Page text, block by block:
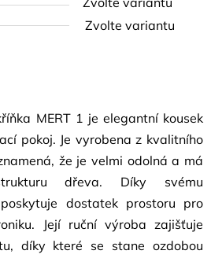
MERT 1 je elegantní kousek
pokoj. Je vyrobena z kvalitního
že je velmi odolná a má
dřeva. Díky svému
dostatek prostoru pro
Její ruční výroba zajišťuje
díky které se stane ozdobou
Zvolte variantu